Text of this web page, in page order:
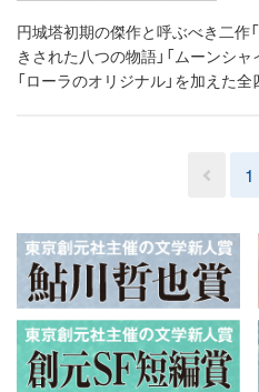
円城塔初期の傑作と呼ぶべき二作
きされた八つの物語」「ムーンシャ
「ローラのオリジナル」を加えた全
1